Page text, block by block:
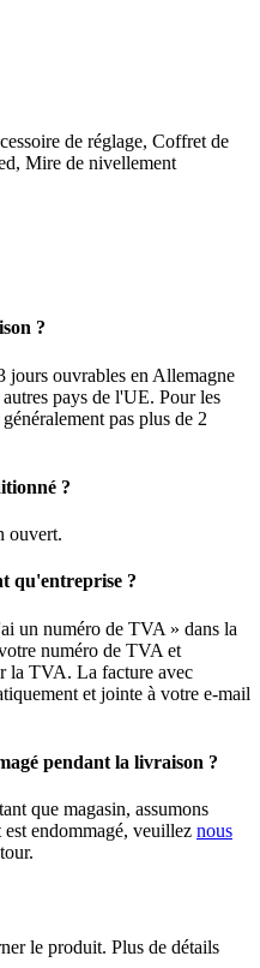
de réglage, Coffret de
Mire de nivellement
?
jours ouvrables en Allemagne
pays de l'UE. Pour les
pas plus de 2
?
ouvert.
qu'entreprise ?
un numéro de TVA » dans la
numéro de TVA et
la TVA. La facture avec
et jointe à votre e-mail
pendant la livraison ?
que magasin, assumons
endommagé, veuillez nous
le produit. Plus de détails